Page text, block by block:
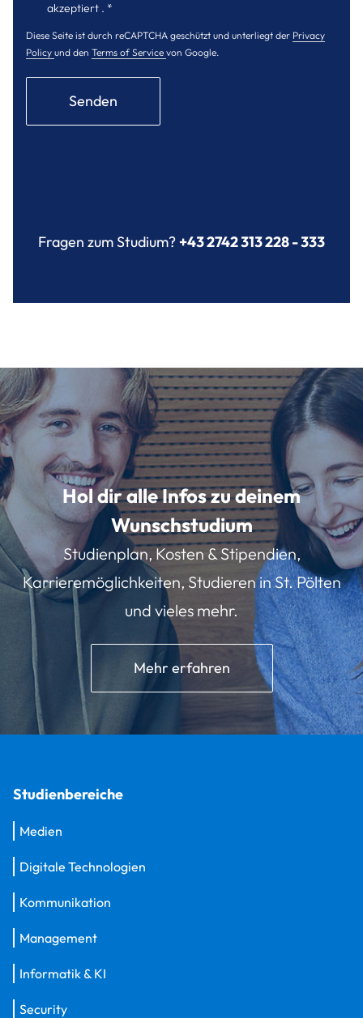
akzeptiert . *
Diese Seite ist durch reCAPTCHA geschützt und unterliegt der Privacy
Policy und den Terms of Service von Google.
Senden
Fragen zum Studium?+43 2742 313 228 - 333
Hol dir alle Infos zu deinem
Wunschstudium
Studienplan, Kosten & Stipendien,
Karrieremöglichkeiten, Studieren in St. Pölten
und vieles mehr.
Mehr erfahren
Studienbereiche
Medien
Digitale Technologien
Kommunikation
Management
Informatik & KI
Security